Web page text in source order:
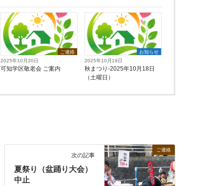
ご連絡
2025年10月20日
可知学区敬老会 ご案内
お知らせ
2025年10月19日
秋まつり-2025年10月18日
（土曜日）
ご連絡
次の記事
夏祭り（盆踊り大会）
中止